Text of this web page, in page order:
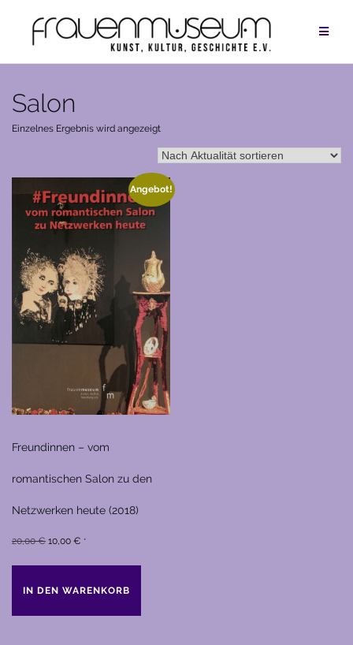
springen
Salon
Einzelnes Ergebnis wird angezeigt
Angebot!
Freundinnen – vom
romantischen Salon zu den
Netzwerken heute (2018)
20,00€ Ursprünglicher
20,00 €
10,00 € Aktueller
10,00 €.
*
IN DEN WARENKORB